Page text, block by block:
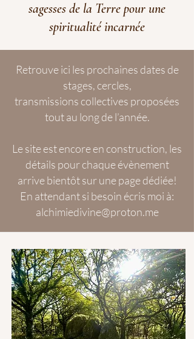
sagesses de la Terre pour une
spiritualité incarnée
​Retrouve ici les prochaines dates de
stages, cercles,
transmissions collectives proposées
tout au long de l’année.
Le site est encore en construction, les
détails pour chaque évènement
arrive bientôt sur une page dédiée!
En attendant si besoin écris moi à:
alchimiedivine@proton.me